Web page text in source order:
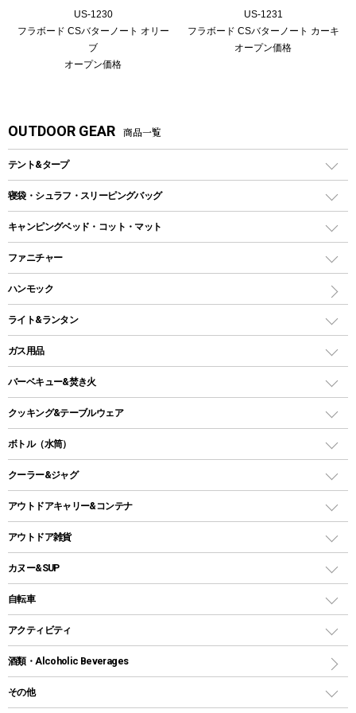
US-1230
フラボード CSバターノート オリー
ブ
オープン価格
US-1231
フラボード CSバターノート カーキ
オープン価格
OUTDOOR GEAR 商品一覧
テント&タープ
テント
ツールームテント
ワンポールテント
シェルターテント
ロッジ型・オリジナルテント
タープ
スクエアタープ（レクタタープ）
メッシュタープ
自立式タープ
パラソル
テントアクセサリー
ペグ
グランドシート
ガイドロープ
ツール
寝袋・シュラフ・スリーピングバッグ
レクタングラー型（封筒型）シュラフ
インナーシュラフ
キャンピングベッド・コット・マット
キャンピングベッド・コット
インフレータブルマット
ファニチャー
アウトドアテーブル
レジャーシート
ハンモック
ライト&ランタン
LEDランタン
ガスランタン
オイルランタン
LEDライト
ヘッドライト
キャンドル
ガス用品
ガスバーナー
ガス缶
ガストーチ、ライター
バーベキュー&焚き火
バーベキューコンロ、グリル
焚き火台タイプ（ロースタイル）グリル
卓上タイプグリル
パーティータイプグリル
鉄板、アミ
焚き火台&ストーブ
火起こし
バーベキューツール
クッキング&テーブルウェア
ダッチオーブン
ホットサンドメーカー
クッカーセット
シェラカップ
クッキングツール
ナイフ
カトラリー
ボトル（水筒）
ステンレスボトル
コップ付きタイプ
ワンタッチタイプ
プラスチックボトル
ディズニーボトル
クーラー&ジャグ
クーラーボックス
クーラーバッグ
ウォータージャグ
保冷剤
アウトドアキャリー&コンテナ
アウトドアキャリー
アウトドア雑貨
バックパック&バッグ
リュック、バックパック
トートバッグ、サコッシュ
ショッピングキャリー
その他アウトドア雑貨
カヌー&SUP
インフレータブル
カヤック
パドル
自転車
折りたたみ自転車
スポーツサイクル
シティサイクル
アクティビティ
マリン
ラッシュガード
酒類・Alcoholic Beverages
その他